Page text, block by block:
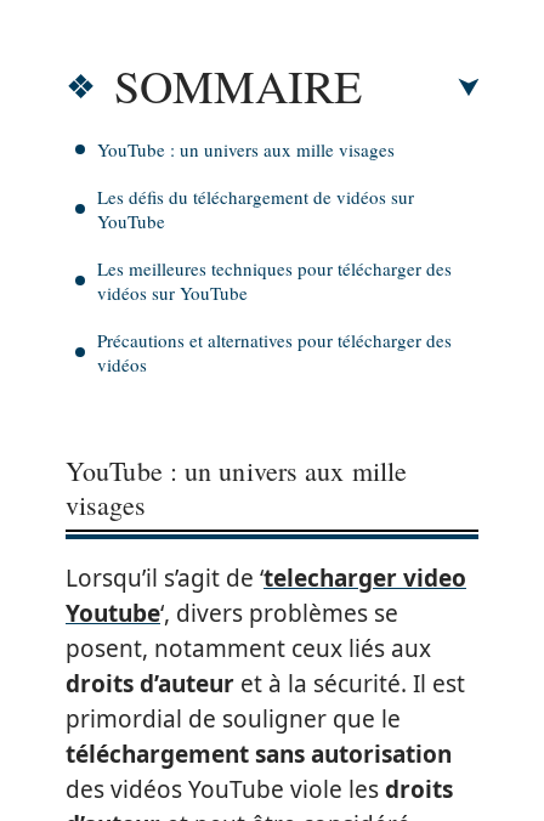
SOMMAIRE
YouTube : un univers aux mille visages
Les défis du téléchargement de vidéos sur
YouTube
Les meilleures techniques pour télécharger des
vidéos sur YouTube
Précautions et alternatives pour télécharger des
vidéos
YouTube : un univers aux mille
visages
Lorsqu’il s’agit de ‘telecharger video
Youtube‘, divers problèmes se
posent, notamment ceux liés aux
droits d’auteur et à la sécurité. Il est
primordial de souligner que le
téléchargement sans autorisation
des vidéos YouTube viole lesdroits